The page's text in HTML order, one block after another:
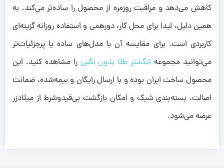
کاهش می‌دهد و مراقبت روزمره از محصول را ساده‌تر می‌کند. به
همین دلیل، لیدا برای محل کار، دورهمی و استفاده روزانه گزینه‌ای
کاربردی است. برای مقایسه آن با مدل‌های ساده یا پرجزئیات‌تر
می‌توانید مجموعه انگشتر طلا بدون نگین را مشاهده کنید. این
محصول ساخت ایران بوده و با ارسال رایگان و بیمه‌شده، ضمانت
اصالت، بسته‌بندی شیک و امکان بازگشت بی‌قیدوشرط از میلادزر
عرضه می‌شود.